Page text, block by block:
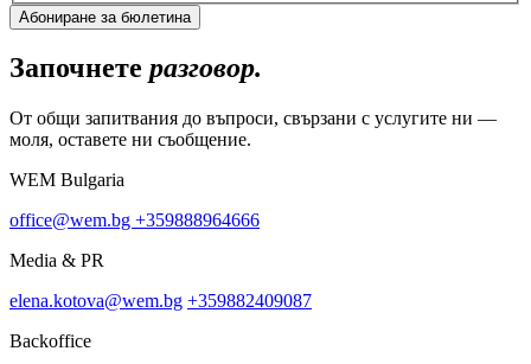
Започнете разговор.
От общи запитвания до въпроси, свързани с услугите ни —
моля, оставете ни съобщение.
WEM Bulgaria
office@wem.bg +359888964666
Media & PR
elena.kotova@wem.bg +359882409087
Backoffice